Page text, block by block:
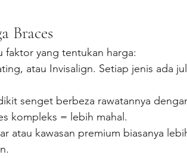
Braces
faktor yang tentukan harga:
atau Invisalign. Setiap jenis ada
senget berbeza rawatannya
kompleks = lebih mahal.
atau kawasan premium biasanya